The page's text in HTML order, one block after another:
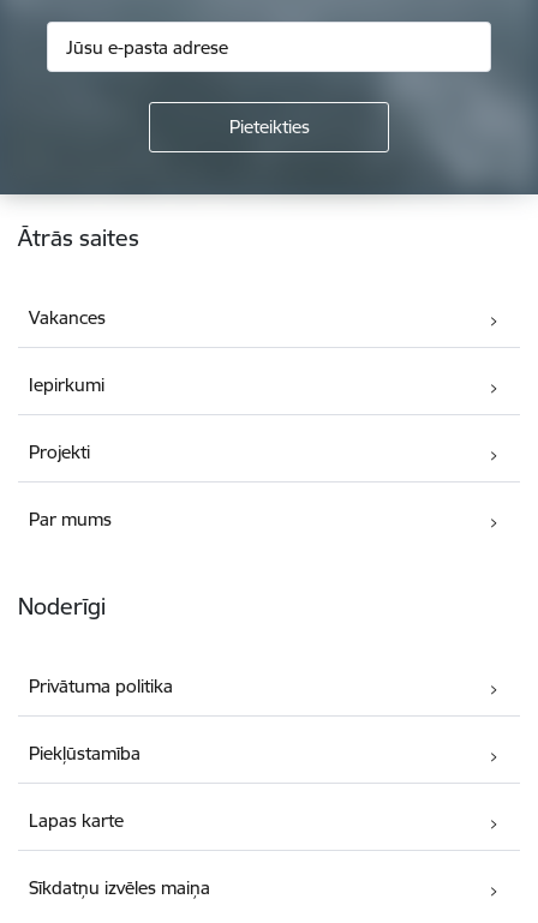
Kājene
Ātrās saites
Vakances
Iepirkumi
Projekti
Par mums
Noderīgi
Privātuma politika
Piekļūstamība
Lapas karte
Sīkdatņu izvēles maiņa